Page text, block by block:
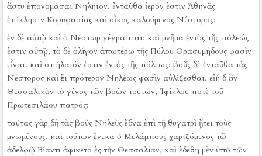
ἄστυ ἐπονομάσαι Νηλήιον. ἐνταῦθα ἱερόν ἐστιν Ἀθηνᾶς
ἐπίκλησιν Κορυφασίας καὶ οἶκος καλούμενος Νέστορος:
ἐν δὲ αὐτῷ καὶ ὁ Νέστωρ γέγραπται: καὶ μνῆμα ἐντὸς τῆς πόλεώς
ἐστιν αὐτῷ, τὸ δὲ ὀλίγον ἀπωτέρω τῆς Πύλου Θρασυμήδους φασὶν
εἶναι. καὶ σπήλαιόν ἐστιν ἐντὸς τῆς πόλεως: βοῦς δὲ ἐνταῦθα τὰς
Νέστορος καὶ ἔτι πρότερον Νηλέως φασὶν αὐλίζεσθαι. εἰή δ ἂν
Θεσσαλικὸν τὸ γένος τῶν βοῶν τούτων, Ἰφίκλου ποτὲ τοῦ
Πρωτεσιλάου πατρός:
ταύτας γὰρ δὴ τὰς βοῦς Νηλεὺς ἕδνα ἐπὶ τῇ θυγατρὶ ᾔτει τοὺς
μνωμένους, καὶ τούτων ἕνεκα ὁ Μελάμπους χαριζόμενος τῷ
ἀδελφῷ Βίαντι ἀφίκετο ἐς τὴν Θεσσαλίαν, καὶ ἐδέθη μὲν ὑπὸ τῶν